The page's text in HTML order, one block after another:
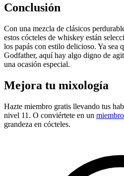
Conclusión
Con una mezcla de clásicos
estos cócteles de whiskey están
los papás con estilo delicioso. Ya sea
Godfather, aquí hay algo digno de
una ocasión especial.
Mejora tu mixología
Hazte miembro gratis llevando tus
nivel 11. O conviértete en un
grandeza en cócteles.